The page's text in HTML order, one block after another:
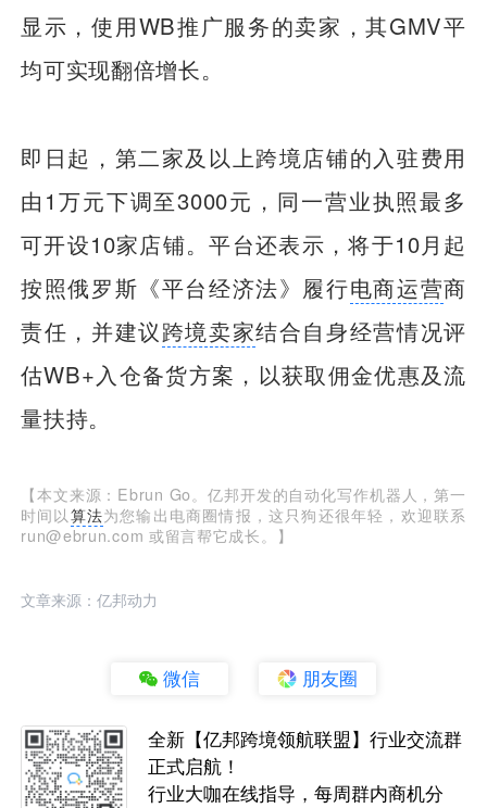
显示，使用WB推广服务的卖家，其GMV平
均可实现翻倍增长。
即日起，第二家及以上跨境店铺的入驻费用
由1万元下调至3000元，同一营业执照最多
可开设10家店铺。平台还表示，将于10月起
按照俄罗斯《平台经济法》履行电商运营商
责任，并建议跨境卖家结合自身经营情况评
估WB+入仓备货方案，以获取佣金优惠及流
量扶持。
【本文来源：Ebrun Go。亿邦开发的自动化写作机器人，第一
时间以 算法为您输出电商圈情报，这只狗还很年轻，欢迎联系
run@ebrun.com 或留言帮它成长。】
文章来源：亿邦动力
微信 朋友圈
全新【亿邦跨境领航联盟】行业交流群
正式启航！
行业大咖在线指导，每周群内商机分